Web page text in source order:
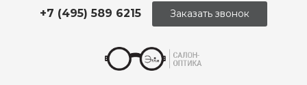
+7 (495) 589 6215 Заказать звонок